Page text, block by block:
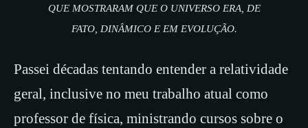
QUE MOSTRARAM QUE O UNIVERSO ERA, DE
FATO, DINÂMICO E EM EVOLUÇÃO.
Passei décadas tentando entender a relatividade
geral, inclusive no meu trabalho atual como
professor de física, ministrando cursos sobre o